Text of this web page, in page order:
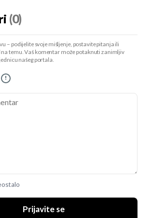
(0)
– podijelite svoje mišljenje, postavite pitanja ili
na temu. Vaš komentar može potaknuti zanimljiv
našeg portala.
!
Prijavite se